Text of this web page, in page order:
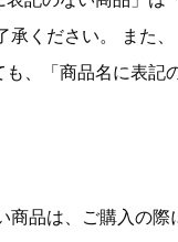
承ください。 また、
、「商品名に表記
商品は、ご購入の際